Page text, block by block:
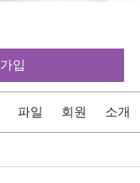
가입
파일 회원 소개